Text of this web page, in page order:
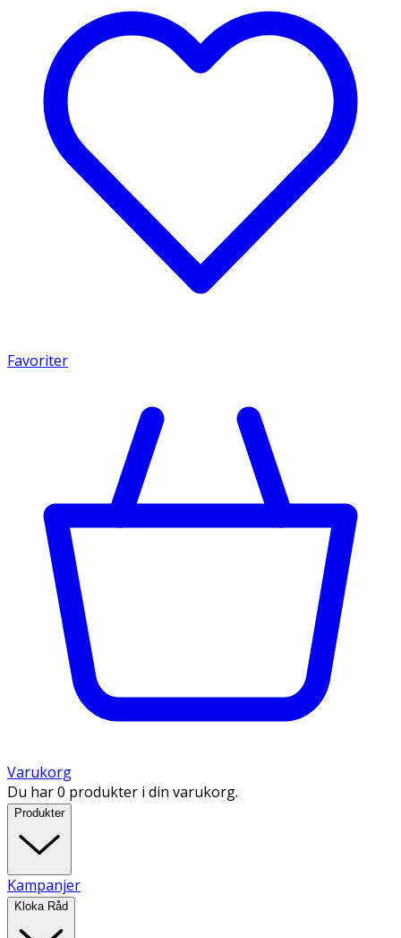
Favoriter
Varukorg
Du har 0 produkter i din varukorg.
Produkter
Kampanjer
Kloka Råd